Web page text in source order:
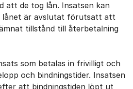
att de tog lån. Insatsen kan
lånet är avslutat förutsatt att
tillstånd till återbetalning
som betalas in frivilligt och
och bindningstider. Insatsen
att bindningstiden löpt ut